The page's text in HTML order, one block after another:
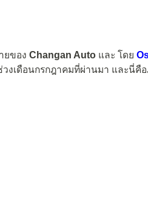
ยของ Changan Auto และ โดย
งเดือนกรกฎาคมที่ผ่านมา และนี่คือ